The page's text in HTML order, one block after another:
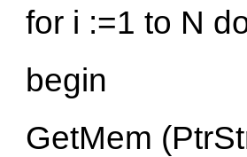
for i :=1 to N
begin
GetMem